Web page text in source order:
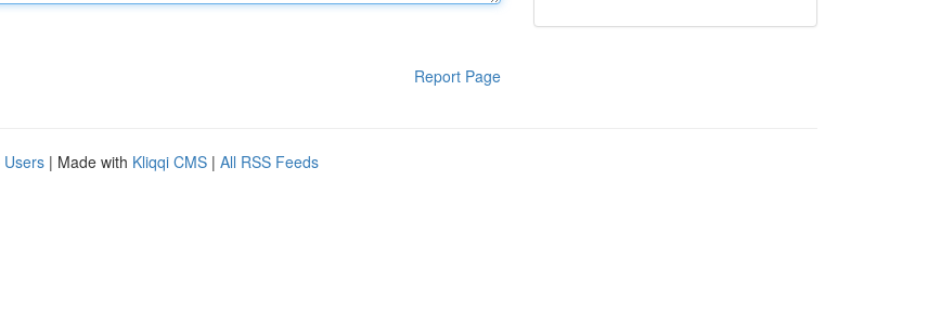
Report Page
Users | Made with Kliqqi CMS | All RSS Feeds